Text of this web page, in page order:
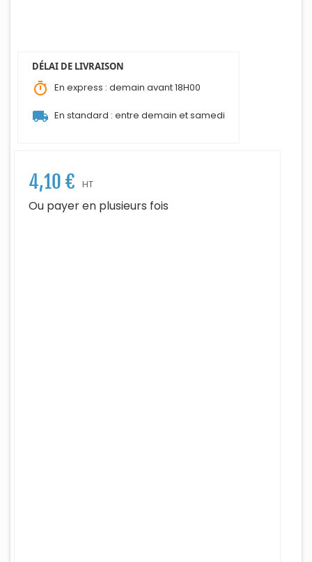
DÉLAI DE LIVRAISON
timer En express : demain avant 18H00
local_shipping En standard : entre demain et samedi
4,10 € HT
Ou payer en plusieurs fois